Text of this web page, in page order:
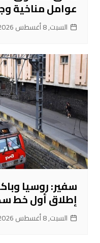
عوامل مناخية
السبت, 8 أغسطس 2026, 9:54
سفير: روسيا
إطلاق أول خط
السبت, 8 أغسطس 2026, 2:54